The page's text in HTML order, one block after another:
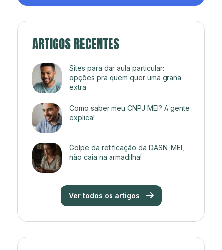
ARTIGOS RECENTES
Sites para dar aula particular:
opções pra quem quer uma grana
extra
Como saber meu CNPJ MEI? A gente
explica!
Golpe da retificação da DASN: MEI,
não caia na armadilha!
Ver todos os artigos